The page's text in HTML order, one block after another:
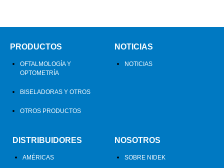
PRODUCTOS
OFTALMOLOGÍA Y
OPTOMETRÍA
BISELADORAS Y OTROS
OTROS PRODUCTOS
NOTICIAS
NOTICIAS
DISTRIBUIDORES
AMÉRICAS
NOSOTROS
SOBRE NIDEK